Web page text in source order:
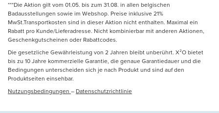
***Die Aktion gilt vom 01.05. bis zum 31.08. in allen belgischen
Badausstellungen sowie im Webshop. Preise inklusive 21%
MwSt.Transportkosten sind in dieser Aktion nicht enthalten. Maximal ein
Rabatt pro Kunde/Lieferadresse. Nicht kombinierbar mit anderen Aktionen,
Geschenkgutscheinen oder Rabattcodes.
Die gesetzliche Gewährleistung von 2 Jahren bleibt unberührt. X²O bietet
bis zu 10 Jahre kommerzielle Garantie, die genaue Garantiedauer und die
Bedingungen unterscheiden sich je nach Produkt und sind auf den
Produktseiten einsehbar.
Nutzungsbedingungen – Datenschutzrichtlinie